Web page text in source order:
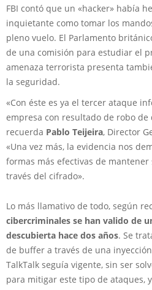
FBI contó que un «hacker» había
inquietante como tomar los
pleno vuelo. El Parlamento
de una comisión para estudiar el
amenaza terrorista presenta
la seguridad.
«Con éste es ya el tercer ataque
empresa con resultado de robo de
recuerda Pablo Teijeira, Director
«Una vez más, la evidencia nos
formas más efectivas de mantener
través del cifrado».
Lo más llamativo de todo, según
cibercriminales se han valido de
descubierta hace dos años. Se
de buffer a través de una
TalkTalk seguía vigente, sin ser
para mitigar este tipo de ataques,